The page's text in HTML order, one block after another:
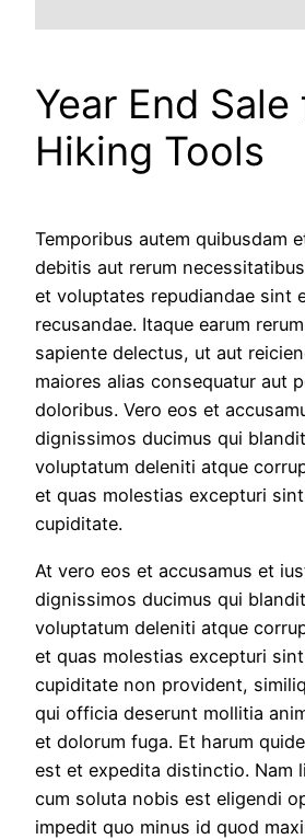
Year End Sale
Hiking Tools
Temporibus autem quibusdam
debitis aut rerum
et voluptates repudiandae sint
recusandae. Itaque earum
sapiente delectus, ut aut
maiores alias consequatur aut
doloribus. Vero eos et
dignissimos ducimus qui
voluptatum deleniti atque
et quas molestias excepturi
cupiditate.
At vero eos et accusamus et
dignissimos ducimus qui
voluptatum deleniti atque
et quas molestias excepturi
cupiditate non provident,
qui officia deserunt mollitia
et dolorum fuga. Et harum
est et expedita distinctio. Nam
cum soluta nobis est eligendi
impedit quo minus id quod